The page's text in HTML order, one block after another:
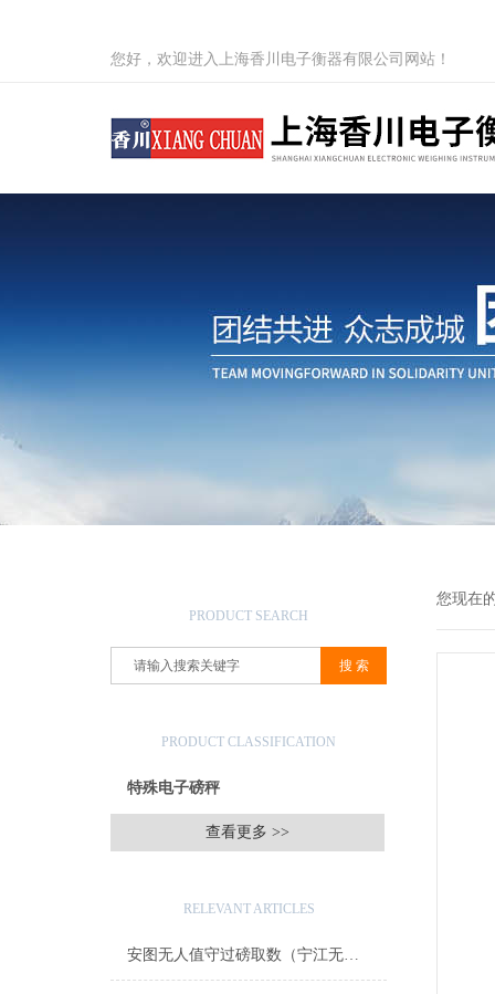
您好，欢迎进入上海香川电子衡器有限公司网站！
PRODUCT SEARCH
PRODUCT CLASSIFICATION
特殊电子磅秤
查看更多 >>
RELEVANT ARTICLES
安图无人值守过磅取数（宁江无人值守地磅系统）汪清无人值守地磅维修
您现在